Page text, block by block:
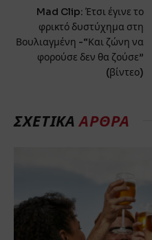
Mad Clip: Έτσι έγινε το
φρικτό δυστύχημα στη
Βουλιαγμένη -“Και ζώνη να
φορούσε δεν θα ζούσε”
(βίντεο)
ΣΧΕΤΙΚΑΑΡΘΡΑ